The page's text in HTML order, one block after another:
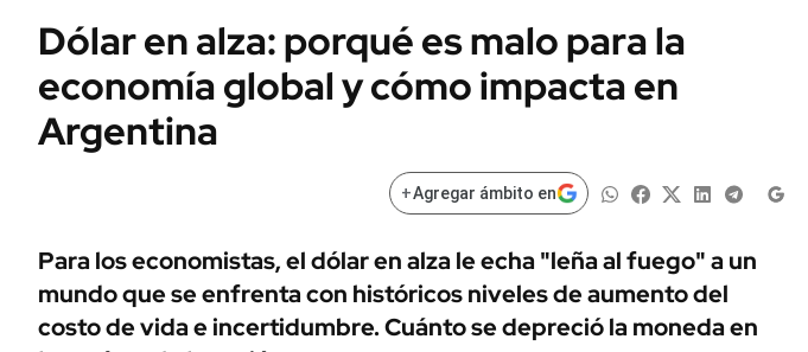
Campo
FINANZAS
Dólar
Sustentabilidad
Seguros
ENERGY REPORT
URUGUAY
MUNDO
INFORMACIÓN GENERAL
AUTOS
Dólar en alza: porqué es malo para la
economía global y cómo impacta en
Argentina
+Agregar ámbito en
Para los economistas, el dólar en alza le echa "leña al fuego" a un
mundo que se enfrenta con históricos niveles de aumento del
costo de vida e incertidumbre. Cuánto se depreció la moneda en